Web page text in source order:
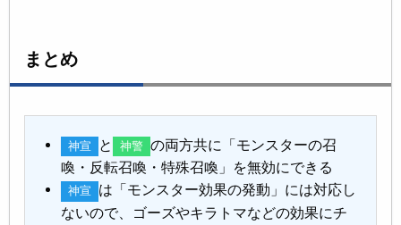
まとめ
神宣 と 神警 の両方共に「モンスターの召
喚・反転召喚・特殊召喚」を無効にできる
神宣
は「モンスター効果の発動」には対応し
ないので、ゴーズやキラトマなどの効果にチ